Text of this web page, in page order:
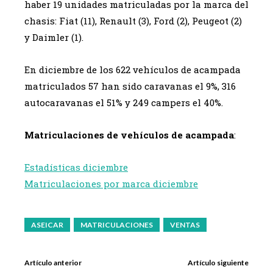
haber 19 unidades matriculadas por la marca del
chasis: Fiat (11), Renault (3), Ford (2), Peugeot (2)
y Daimler (1).
En diciembre de los 622 vehículos de acampada
matriculados 57 han sido caravanas el 9%, 316
autocaravanas el 51% y 249 campers el 40%.
Matriculaciones de vehículos de acampada:
Estadísticas diciembre
Matriculaciones por marca diciembre
ASEICAR MATRICULACIONES VENTAS
Artículo anterior Artículo siguiente